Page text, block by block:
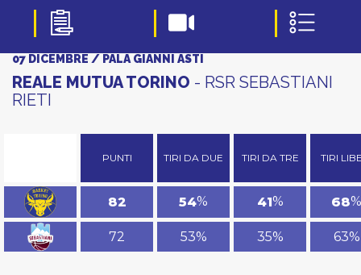
07 DICEMBRE / PALA GIANNI ASTI
REALE MUTUA TORINO - RSR SEBASTIANI
RIETI
PUNTI TIRI DA DUE TIRI DA TRE TIRI
82 54% 41% 68%
72 53% 35% 63%